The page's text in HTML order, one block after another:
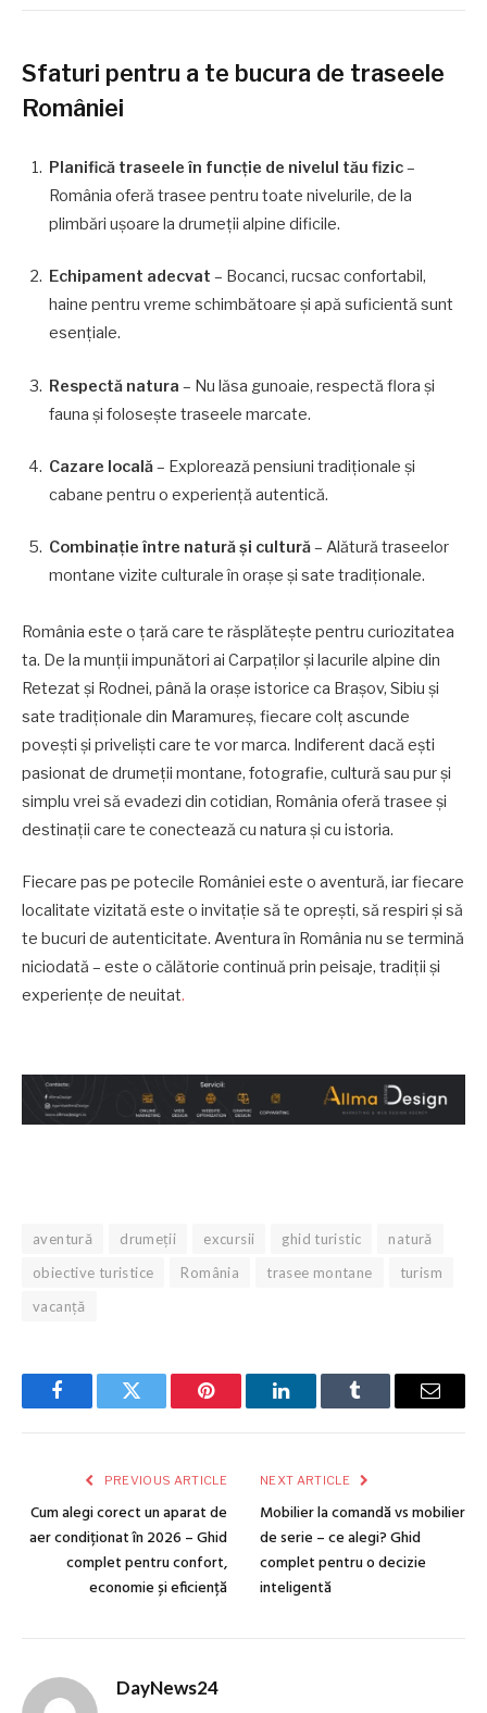
Sfaturi pentru a te bucura de traseele
României
Planifică traseele în funcție de nivelul tău fizic–
România oferă trasee pentru toate nivelurile, de la
plimbări ușoare la drumeții alpine dificile.
Echipament adecvat – Bocanci, rucsac confortabil,
haine pentru vreme schimbătoare și apă suficientă sunt
esențiale.
Respectă natura – Nu lăsa gunoaie, respectă flora și
fauna și folosește traseele marcate.
Cazare locală– Explorează pensiuni tradiționale și
cabane pentru o experiență autentică.
Combinație între natură și cultură– Alătură traseelor
montane vizite culturale în orașe și sate tradiționale.
România este o țară care te răsplătește pentru curiozitatea
ta. De la munții impunători ai Carpaților și lacurile alpine din
Retezat și Rodnei, până la orașe istorice ca Brașov, Sibiu și
sate tradiționale din Maramureș, fiecare colț ascunde
povești și priveliști care te vor marca. Indiferent dacă ești
pasionat de drumeții montane, fotografie, cultură sau pur și
simplu vrei să evadezi din cotidian, România oferă trasee și
destinații care te conectează cu natura și cu istoria.
Fiecare pas pe potecile României este o aventură, iar fiecare
localitate vizitată este o invitație să te oprești, să respiri și să
te bucuri de autenticitate. Aventura în România nu se termină
niciodată – este o călătorie continuă prin peisaje, tradiții și
experiențe de neuitat.
aventură drumeții excursii ghid turistic
natură
obiective turistice
România trasee montane
turism
vacanță
FacebookTwitter Pinterest LinkedInTumblr Email
PREVIOUS ARTICLE
Cum alegi corect un aparat de
aer condiționat în 2026 – Ghid
complet pentru confort,
economie și eficiență
NEXT ARTICLE
Mobilier la comandă vs mobilier
de serie – ce alegi? Ghid
complet pentru o decizie
inteligentă
DayNews24